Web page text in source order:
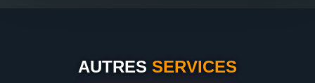
AUTRES SERVICES